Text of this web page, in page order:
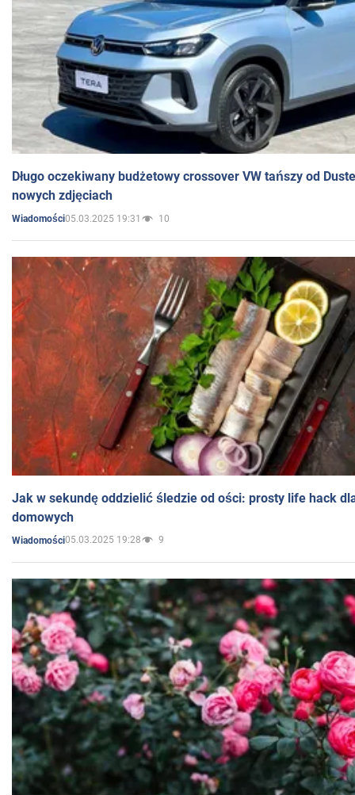
Długo oczekiwany budżetowy crossover VW tańszy od
nowych zdjęciach
Wiadomości05.03.2025 19:31 10
Jak w sekundę oddzielić śledzie od ości: prosty life hack
domowych
Wiadomości05.03.2025 19:28 9